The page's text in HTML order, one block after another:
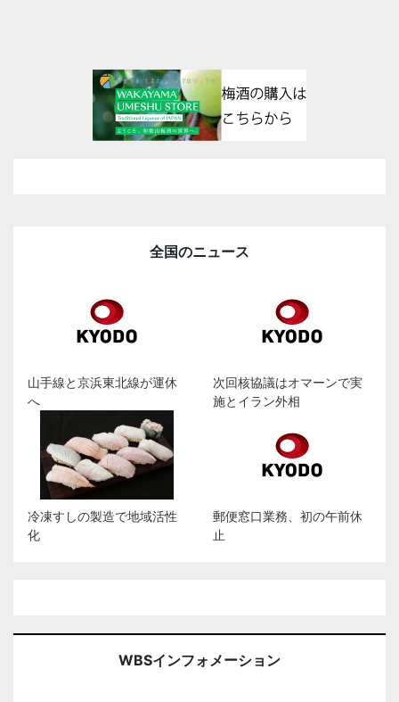
全国のニュース
山手線と京浜東北線が運休
へ
次回核協議はオマーンで実
施とイラン外相
冷凍すしの製造で地域活性
化
郵便窓口業務、初の午前休
止
WBSインフォメーション